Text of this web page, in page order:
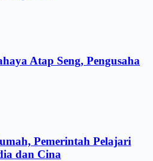
Atap Seng, Pengusaha
Pemerintah Pelajari
dan Cina